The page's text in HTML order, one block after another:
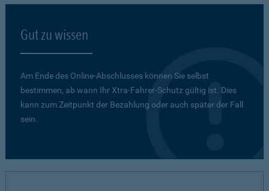
Gut zu wissen
Am Ende des Online-Abschlusses können Sie selbst
bestimmen, ab wann Ihr Xtra-Fahrer-Schutz gültig ist. Dies
kann zum Zeitpunkt der Bezahlung oder auch später der Fall
sein.